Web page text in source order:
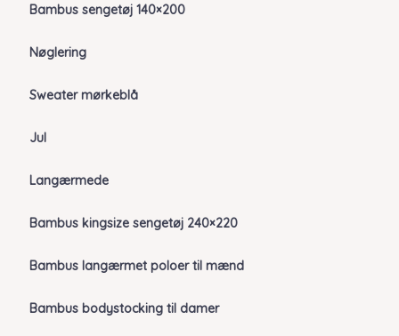
Bambus sengetøj 140×200
Nøglering
Sweater mørkeblå
Jul
Langærmede
Bambus kingsize sengetøj 240×220
Bambus langærmet poloer til mænd
Bambus bodystocking til damer